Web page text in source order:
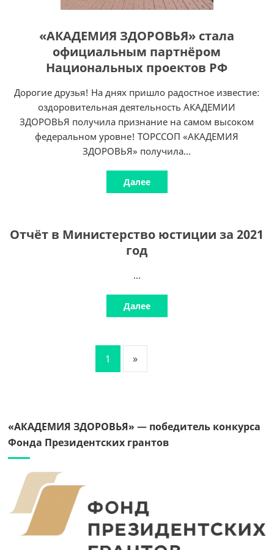
«АКАДЕМИЯ ЗДОРОВЬЯ» стала
официальным партнёром
Национальных проектов РФ
Дорогие друзья! На днях пришло радостное известие:
оздоровительная деятельность АКАДЕМИИ
ЗДОРОВЬЯ получила признание на самом высоком
федеральном уровне! ТОРССОП «АКАДЕМИЯ
ЗДОРОВЬЯ» получила...
Далее
Отчёт в Министерство юстиции за 2021
год
...
Далее
1 »
«АКАДЕМИЯ ЗДОРОВЬЯ» — победитель конкурса
Фонда Президентских грантов